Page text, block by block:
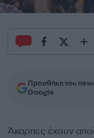
Προσθήκη του
Google
Άκαρπες έχουν